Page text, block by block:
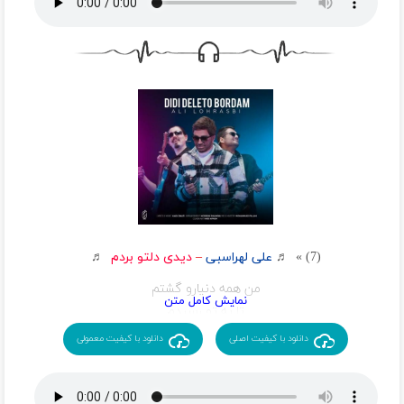
جای توئه فقط تا ابد چپ سینم
بلدی چجوری با دست و دلبازی بهم بدی عشق
پس کنارتم مراقبم نشه یه تار مو کم ازت
سر تو یه نفر شوخی ندارم اصلا
لازممی مثل نفس تورو از دست مگه میدم
جای توئه فقط تا ابد چپ سینم
جون میگیره تنم تورو بغل میگیرم
(7) » ♬ علی لهراسبی –دیدی دلتو بردم
♬
من همه دنیارو گشتم
تا به تو رسیدم
توی دیوونگی
رو دست خودم ندیدم
دانلود با کیفیت اصلی دانلود با کیفیت معمولی